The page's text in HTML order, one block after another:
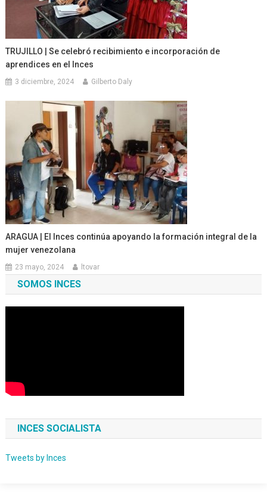
TRUJILLO | Se celebró recibimiento e incorporación de
aprendices en el Inces
3 diciembre, 2024 Gilberto Daly
ARAGUA | El Inces continúa apoyando la formación integral de la
mujer venezolana
23 mayo, 2024 ltovar
SOMOS INCES
INCES SOCIALISTA
Tweets by Inces